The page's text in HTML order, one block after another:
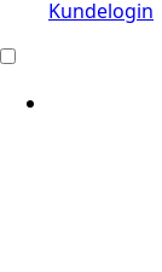
Kundelogin